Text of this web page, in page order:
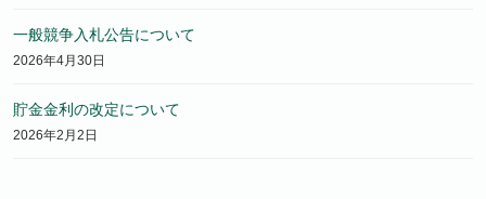
一般競争入札公告について
2026年4月30日
貯金金利の改定について
2026年2月2日